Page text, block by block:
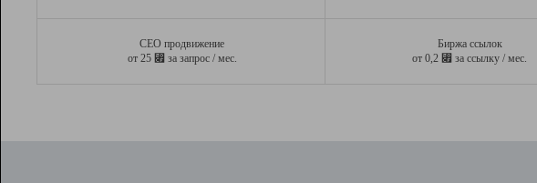
СЕО продвижение
от 25 ⃏ за запрос / мес.
Биржа ссылок
от 0,2 ⃏ за ссылку / мес.